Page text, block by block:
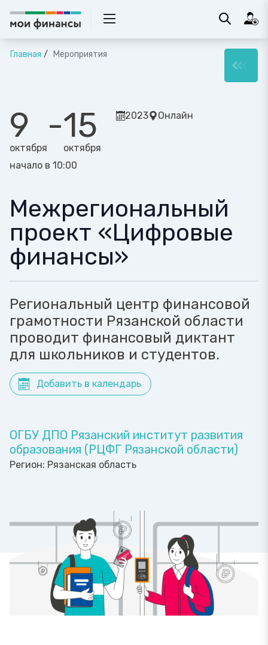
Главная Мероприятия
9
октября
-15
октября
начало в 10:00
2023 Онлайн
Межрегиональный
проект «Цифровые
финансы»
Региональный центр финансовой
грамотности Рязанской области
проводит финансовый диктант
для школьников и студентов.
Добавить в календарь
ОГБУ ДПО Рязанский институт развития
образования (РЦФГ Рязанской области)
Регион: Рязанская область